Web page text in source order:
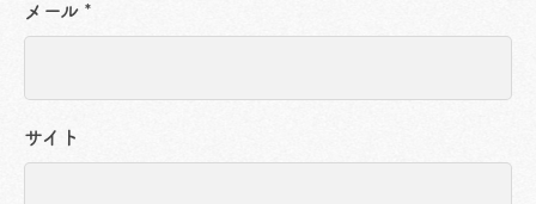
メール *
サイト